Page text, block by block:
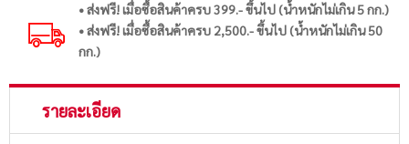
• ส่งฟรี! เมื่อซื้อสินค้าครบ 399.- ขึ้นไป (น้ำหนักไม่เกิน 5 กก.)
• ส่งฟรี! เมื่อซื้อสินค้าครบ 2,500.- ขึ้นไป (น้ำหนักไม่เกิน 50
กก.)
รายละเอียด